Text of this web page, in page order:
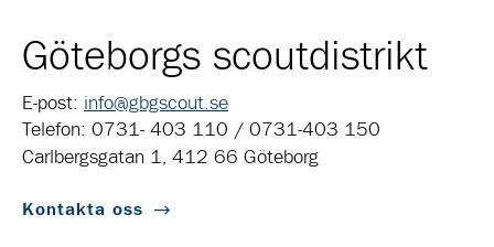
Göteborgs scoutdistrikt
E-post: info@gbgscout.se
Telefon: 0731- 403 110 / 0731-403 150
Carlbergsgatan 1, 412 66 Göteborg
Kontakta oss